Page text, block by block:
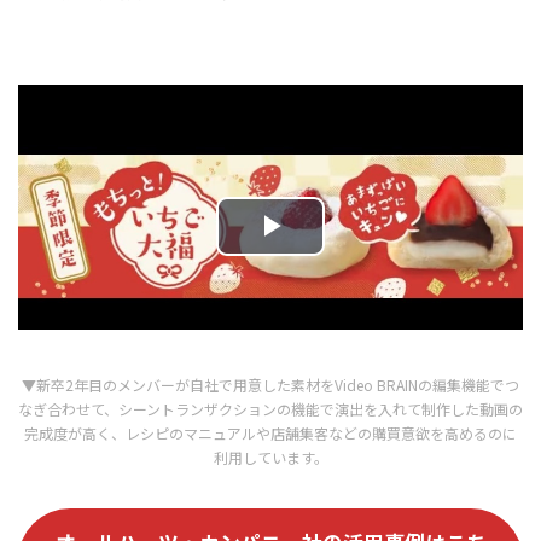
▼新卒2年目のメンバーが自社で用意した素材をVideo BRAINの編集機能でつ
なぎ合わせて、シーントランザクションの機能で演出を入れて制作した動画の
完成度が高く、レシピのマニュアルや店舗集客などの購買意欲を高めるのに
利用しています。